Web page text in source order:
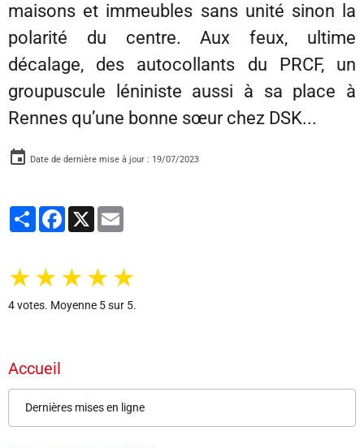
maisons et immeubles sans unité sinon la
polarité du centre. Aux feux, ultime
décalage, des autocollants du PRCF, un
groupuscule léniniste aussi à sa place à
Rennes qu’une bonne sœur chez DSK...
Date de dernière mise à jour : 19/07/2023
PartagerFacebook
X
★★★★★
4votes. Moyenne 5sur 5.
Accueil
Dernières mises en ligne